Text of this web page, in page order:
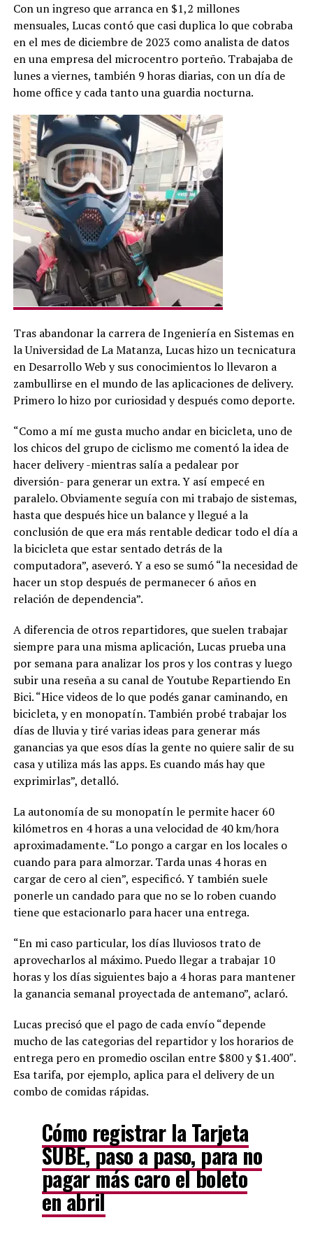
Con un ingreso que arranca en $1,2 millones
mensuales, Lucas contó que casi duplica lo que cobraba
en el mes de diciembre de 2023 como analista de datos
en una empresa del microcentro porteño. Trabajaba de
lunes a viernes, también 9 horas diarias, con un día de
home office y cada tanto una guardia nocturna.
Tras abandonar la carrera de Ingeniería en Sistemas en
la Universidad de La Matanza, Lucas hizo un tecnicatura
en Desarrollo Web y sus conocimientos lo llevaron a
zambullirse en el mundo de las aplicaciones de delivery.
Primero lo hizo por curiosidad y después como deporte.
“Como a mí me gusta mucho andar en bicicleta, uno de
los chicos del grupo de ciclismo me comentó la idea de
hacer delivery -mientras salía a pedalear por
diversión- para generar un extra. Y así empecé en
paralelo. Obviamente seguía con mi trabajo de sistemas,
hasta que después hice un balance y llegué a la
conclusión de que era más rentable dedicar todo el día a
la bicicleta que estar sentado detrás de la
computadora”, aseveró. Y a eso se sumó “la necesidad de
hacer un stop después de permanecer 6 años en
relación de dependencia”.
A diferencia de otros repartidores, que suelen trabajar
siempre para una misma aplicación, Lucas prueba una
por semana para analizar los pros y los contras y luego
subir una reseña a su canal de Youtube Repartiendo En
Bici. “Hice videos de lo que podés ganar caminando, en
bicicleta, y en monopatín. También probé trabajar los
días de lluvia y tiré varias ideas para generar más
ganancias ya que esos días la gente no quiere salir de su
casa y utiliza más las apps. Es cuando más hay que
exprimirlas”, detalló.
La autonomía de su monopatín le permite hacer 60
kilómetros en 4 horas a una velocidad de 40 km/hora
aproximadamente. “Lo pongo a cargar en los locales o
cuando para para almorzar. Tarda unas 4 horas en
cargar de cero al cien”, especificó. Y también suele
ponerle un candado para que no se lo roben cuando
tiene que estacionarlo para hacer una entrega.
“En mi caso particular, los días lluviosos trato de
aprovecharlos al máximo. Puedo llegar a trabajar 10
horas y los días siguientes bajo a 4 horas para mantener
la ganancia semanal proyectada de antemano”, aclaró.
Lucas precisó que el pago de cada envío “depende
mucho de las categorias del repartidor y los horarios de
entrega pero en promedio oscilan entre $800 y $1.400″.
Esa tarifa, por ejemplo, aplica para el delivery de un
combo de comidas rápidas.
Cómo registrar la Tarjeta
SUBE, paso a paso, para no
pagar más caro el boleto
en abril